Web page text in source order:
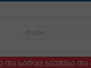
ბავშვსა და